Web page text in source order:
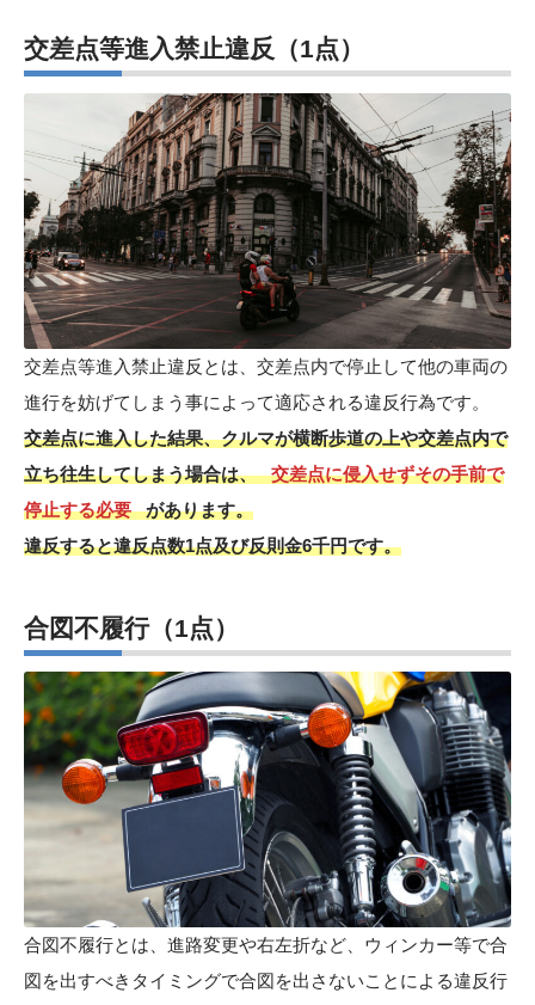
交差点等進入禁止違反 （1点）
交差点等進入禁止違反とは、交差点内で停止して他の車両の
進行を妨げてしまう事によって適応される違反行為です。
交差点に進入した結果、クルマが横断歩道の上や交差点内で
立ち往生してしまう場合は、
交差点に侵入せずその手前で
停止する必要
があります。
違反すると違反点数1点及び反則金6千円です。
合図不履行（1点）
合図不履行とは、進路変更や右左折など、ウィンカー等で合
図を出すべきタイミングで合図を出さないことによる違反行